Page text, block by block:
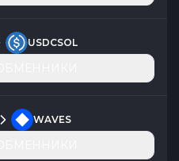
USDCSOL
WAVES